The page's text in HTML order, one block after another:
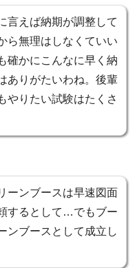
言えば納期が調整して
ら無理はしなくていい
確かにこんなに早く納
ありがたいわね。後輩
やりたい試験はたくさ
ーンブースは早速図面
するとして…でもブー
ンブースとして成立し